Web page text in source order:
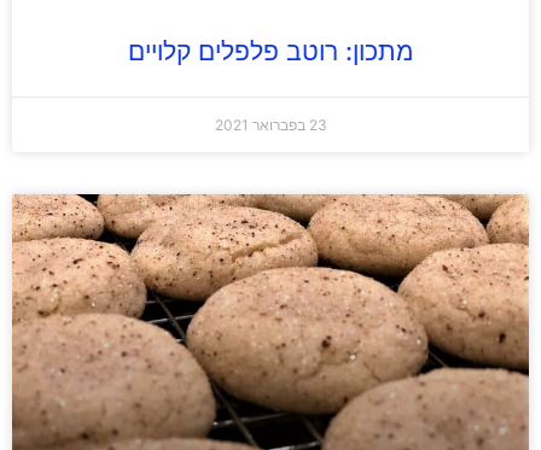
מתכון: רוטב פלפלים קלויים
23 בפברואר 2021